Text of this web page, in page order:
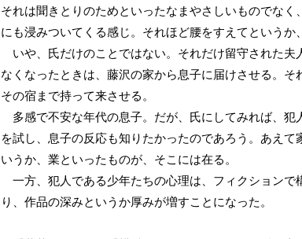
それは聞きとりのためといったなまやさしいものでなく
にも浸みついてくる感じ。それほど腰をすえてというか
いや、氏だけのことではない。それだけ留守された夫
なくなったときは、藤沢の家から息子に届けさせる。
その宿まで持って来させる。
多感で不安な年代の息子。だが、氏にしてみれば、犯
を試し、息子の反応も知りたかったのであろう。あえて
いうか、業といったものが、そこには在る。
一方、犯人である少年たちの心理は、フィクションで
り、作品の深みというか厚みが増すことになった。